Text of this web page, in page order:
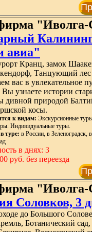
авиа"
Кранц, замок
Танцующий
вас в увлекательное
узнаете истории
дивной природой
косы.
к видам: Экскурсионные
Индивидуальные туры.
туре: в России, в Зеленоградск,
в днях: 3
руб. без переезда
Соловков, 3
до Большого
Ботанический сад,